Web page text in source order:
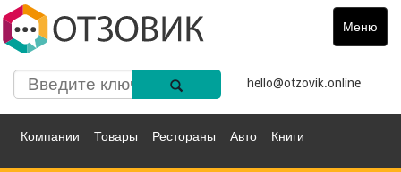
Меню
Toggle
hello@otzovik.online
Компании Товары Рестораны Авто Книги